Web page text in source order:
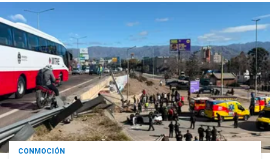
CONMOCIÓN